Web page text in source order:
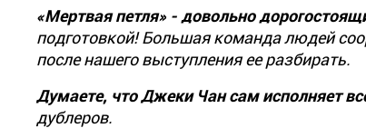
«Мертвая петля» - довольно
подготовкой! Большая команда людей
после нашего выступления ее разбирать.
Думаете, что Джеки Чан сам исполняет
дублеров.